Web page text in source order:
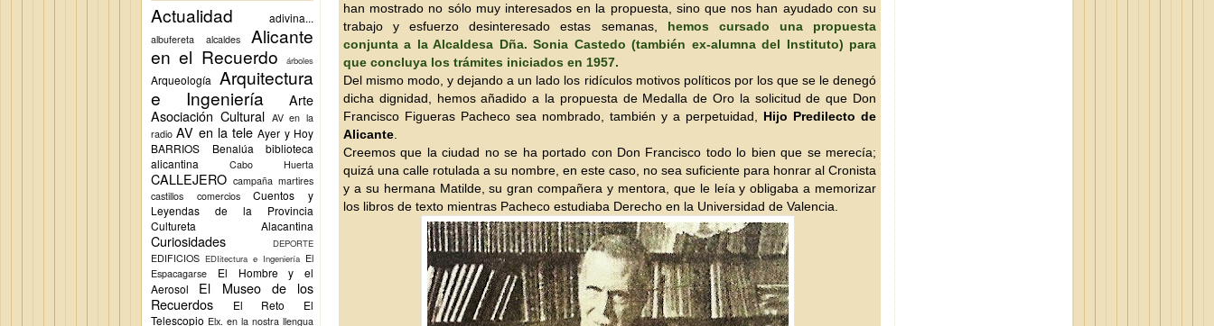
Actualidad adivina...
albufereta alcaldes
Alicante
en el Recuerdo
árboles
Arqueología Arquitectura
e Ingeniería
Arte
Asociación Cultural AV en la
radio AV en la tele Ayer y Hoy
BARRIOS
Benalúa
biblioteca
alicantina
Cabo Huerta
CALLEJERO campaña martires
castillos
comercios
Cuentos y
Leyendas de la Provincia
Cultureta Alacantina
Curiosidades DEPORTE
EDIFICIOS EDIitectura e Ingeniería El
Espacagarse
El Hombre y el
Aerosol
El Museo de los
Recuerdos
El Reto
El
Telescopio Elx. en la nostra llengua
han mostrado no sólo muy interesados en la propuesta, sino que nos han ayudado con su
trabajo y esfuerzo desinteresado estas semanas, hemos cursado una propuesta
conjunta a la Alcaldesa Dña. Sonia Castedo (también ex-alumna del Instituto) para
que concluya los trámites iniciados en 1957.
Del mismo modo, y dejando a un lado los ridículos motivos políticos por los que se le denegó
dicha dignidad, hemos añadido a la propuesta de Medalla de Oro la solicitud de que Don
Francisco Figueras Pacheco sea nombrado, también y a perpetuidad, Hijo Predilecto de
Alicante
Creemos que la ciudad no se ha portado con Don Francisco todo lo bien que se merecía;
quizá una calle rotulada a su nombre, en este caso, no sea suficiente para honrar al Cronista
y a su hermana Matilde, su gran compañera y mentora, que le leía y obligaba a memorizar
los libros de texto mientras Pacheco estudiaba Derecho en la Universidad de Valencia.